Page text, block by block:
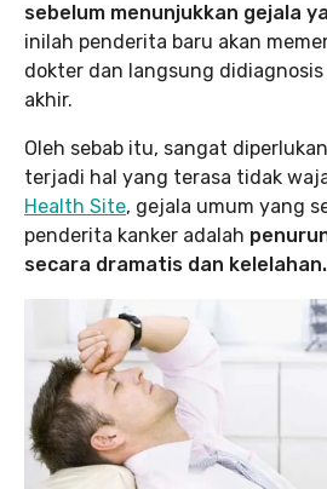
sebelum menunjukkan gejala
inilah penderita baru akan
dokter dan langsung
akhir.
Oleh sebab itu, sangat
terjadi hal yang terasa tidak
Health Site, gejala umum yang
penderita kanker adalah
secara dramatis dan kelelahan.